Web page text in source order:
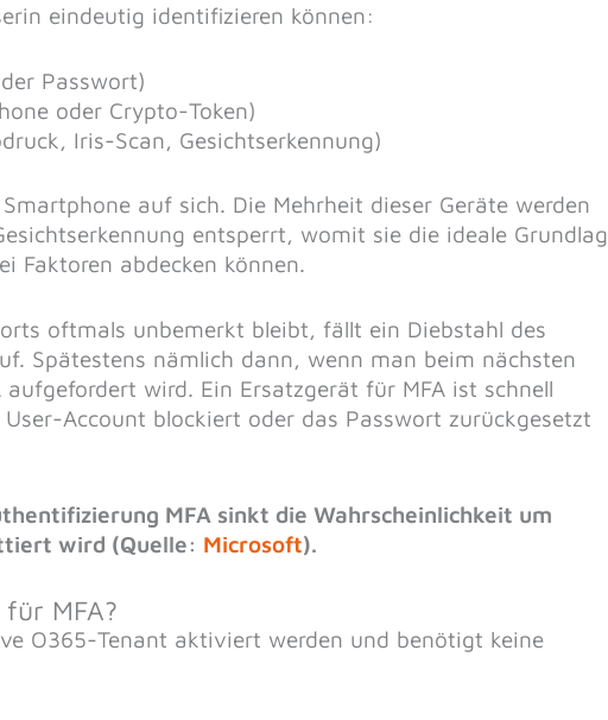
eindeutig identifizieren können:
Passwort)
oder Crypto-Token)
Iris-Scan, Gesichtserkennung)
auf sich. Die Mehrheit dieser Geräte werden
entsperrt, womit sie die ideale
Faktoren abdecken können.
oftmals unbemerkt bleibt, fällt ein Diebstahl des
Spätestens nämlich dann, wenn man beim nächsten
wird. Ein Ersatzgerät für MFA ist schnell
Account blockiert oder das Passwort zurückgesetzt
MFA sinkt die Wahrscheinlichkeit um
wird (Quelle: Microsoft).
MFA?
O365-Tenant aktiviert werden und benötigt keine